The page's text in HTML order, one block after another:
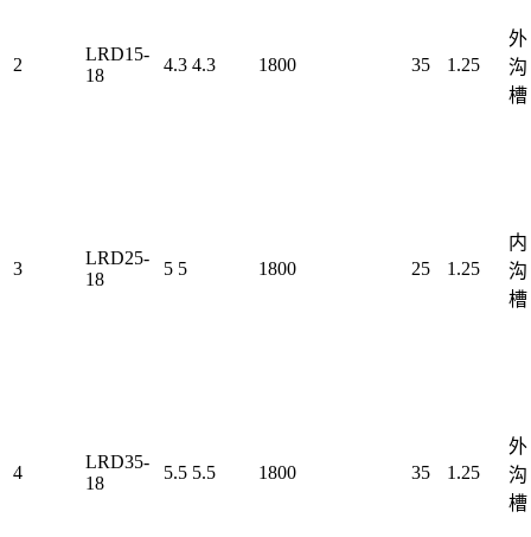
2
LRD15-
18
4.3 4.3 1800 35 1.25
外
沟
槽
3
LRD25-
18
5 5 1800 25 1.25
内
沟
槽
4
LRD35-
18
5.5 5.5 1800 35 1.25
外
沟
槽